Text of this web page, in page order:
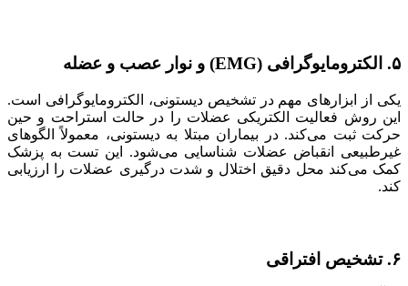
۵. الکترومایوگرافی (EMG) و نوار عصب و عضله
یکی از ابزارهای مهم در تشخیص دیستونی، الکترومایوگرافی است.
این روش فعالیت الکتریکی عضلات را در حالت استراحت و حین
حرکت ثبت می‌کند. در بیماران مبتلا به دیستونی، معمولاً الگوهای
غیرطبیعی انقباض عضلات شناسایی می‌شود. این تست به پزشک
کمک می‌کند محل دقیق اختلال و شدت درگیری عضلات را ارزیابی
کند.
۶. تشخیص افتراقی